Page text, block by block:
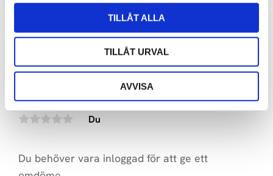
TILLÅT ALLA
TILLÅT URVAL
AVVISA
Du
3 990kr